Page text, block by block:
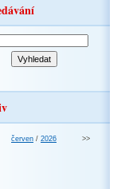
červen / 2026 >>